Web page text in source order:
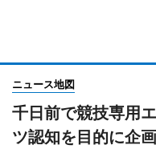
ニュース地図
千日前で競技専用
ツ認知を目的に企画